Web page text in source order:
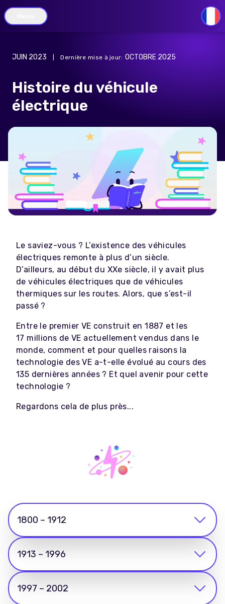
FR
JUIN 2023 Dernière mise à jour: OCTOBRE 2025
Histoire du véhicule
électrique
Le saviez-vous ? L’existence des véhicules
électriques remonte à plus d’un siècle.
D’ailleurs, au début du XXe siècle, il y avait plus
de véhicules électriques que de véhicules
thermiques sur les routes. Alors, que s’est-il
passé ?
Entre le premier VE construit en 1887 et les
17 millions de VE actuellement vendus dans le
monde, comment et pour quelles raisons la
technologie des VE a-t-elle évolué au cours des
135 dernières années ? Et quel avenir pour cette
technologie ?
Regardons cela de plus près...
1800 – 1912
1913 – 1996
1997 – 2002